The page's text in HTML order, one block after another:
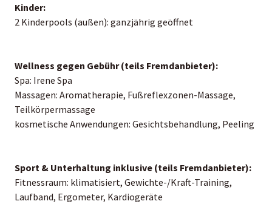
Kinder:
2 Kinderpools (außen): ganzjährig geöffnet
Wellness gegen Gebühr (teils Fremdanbieter):
Spa: Irene Spa
Massagen: Aromatherapie, Fußreflexzonen-Massage,
Teilkörpermassage
kosmetische Anwendungen: Gesichtsbehandlung, Peeling
Sport & Unterhaltung inklusive (teils Fremdanbieter):
Fitnessraum: klimatisiert, Gewichte-/Kraft-Training,
Laufband, Ergometer, Kardiogeräte